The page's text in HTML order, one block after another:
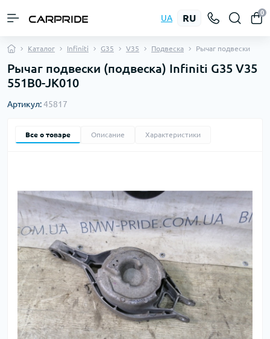
UA RU
0
Каталог Infiniti G35 V35 Подвеска Рычаг подвески
Рычаг подвески (подвеска) Infiniti G35 V35
551B0-JK010
Артикул:45817
Все о товаре Описание Характеристики